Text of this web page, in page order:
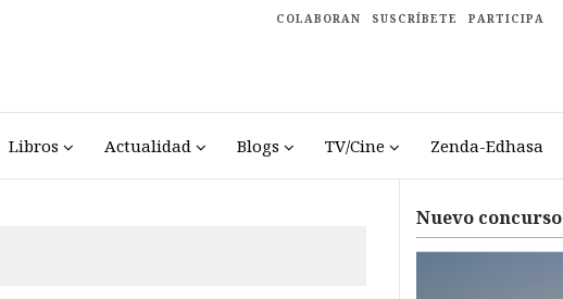
COLABORAN SUSCRÍBETE PARTICIPA
Libros Actualidad Blogs TV/Cine Zenda-Edhasa
Nuevo concurso